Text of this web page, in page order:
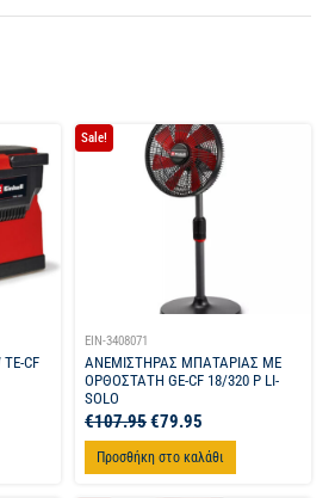
CF
Sale!
EIN-3408071
ΑΝΕΜΙΣΤΗΡΑΣ ΜΠΑΤΑΡΙΑΣ ΜΕ
ΟΡΘΟΣΤΑΤΗ GE-CF 18/320 P LI-
SOLO
€107.95€79.95
Προσθήκη στο καλάθι